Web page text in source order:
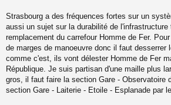
s
g
e
n
o
n
u
Strasbourg a des fréquences fortes sur un
aussi un sujet sur la durabilité de
remplacement du carrefour Homme de Fer.
de marges de manoeuvre donc il faut desserrer
comme c'est, ils vont délester Homme de Fer
République. Je suis partisan d'une maille plus
gros, il faut faire la section Gare - Observatoire
section Gare - Laiterie - Etoile - Esplanade par